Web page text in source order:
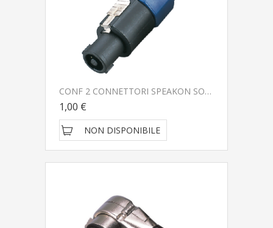
CONF 2 CONNETTORI SPEAKON SOUNDSATION GO-LINK SSPK01M
1,00 €
NON DISPONIBILE